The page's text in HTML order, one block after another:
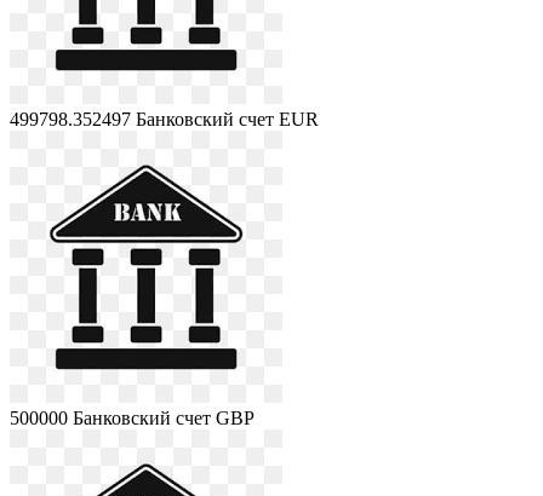
499798.352497 Банковский счет EUR
500000 Банковский счет GBP